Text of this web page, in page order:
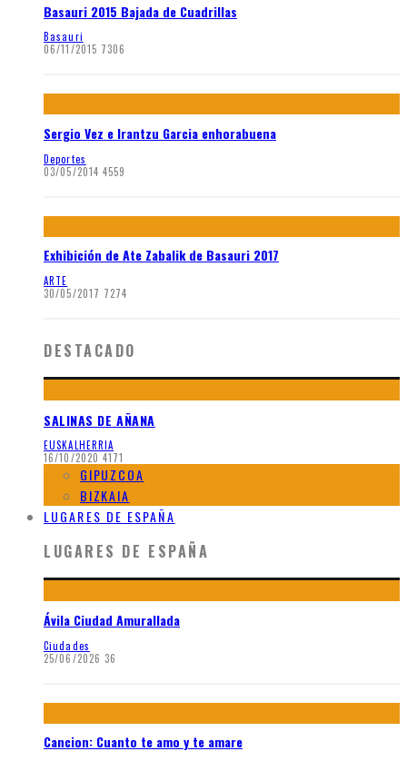
Basauri 2015 Bajada de Cuadrillas
Basauri
06/11/2015 7306
Sergio Vez e Irantzu Garcia enhorabuena
Deportes
03/05/2014 4559
Exhibición de Ate Zabalik de Basauri 2017
ARTE
30/05/2017 7274
DESTACADO
SALINAS DE AÑANA
EUSKALHERRIA
16/10/2020 4171
GIPUZCOA
BIZKAIA
LUGARES DE ESPAÑA
LUGARES DE ESPAÑA
Ávila Ciudad Amurallada
Ciudades
25/06/2026 36
Cancion: Cuanto te amo y te amare